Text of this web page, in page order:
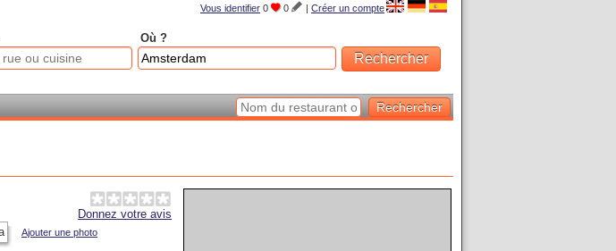
Vous identifier 0 0 | Créer un compte
Où ?
Donnez votre avis
Ajouter une photo